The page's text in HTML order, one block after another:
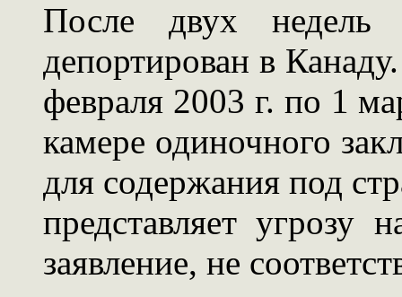
После двух недель
депортирован в
февраля 2003 г. по 1
камере одиночного
для содержания под
представляет угрозу
заявление, не